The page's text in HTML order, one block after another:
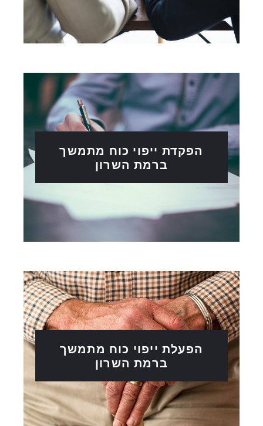
הפקדת ייפוי כוח מתמשך
ברמת השרון
הפעלת ייפוי כוח מתמשך
ברמת השרון